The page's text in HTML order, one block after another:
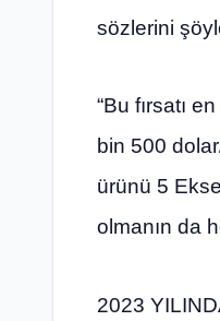
sözlerini
“Bu fırsatı
bin 500
ürünü 5
olmanın da
2023